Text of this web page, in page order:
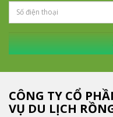
CÔNG TY CỔ
VỤ DU LỊCH